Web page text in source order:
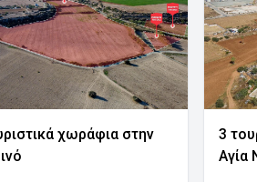
χωράφια στην
3
Αγία